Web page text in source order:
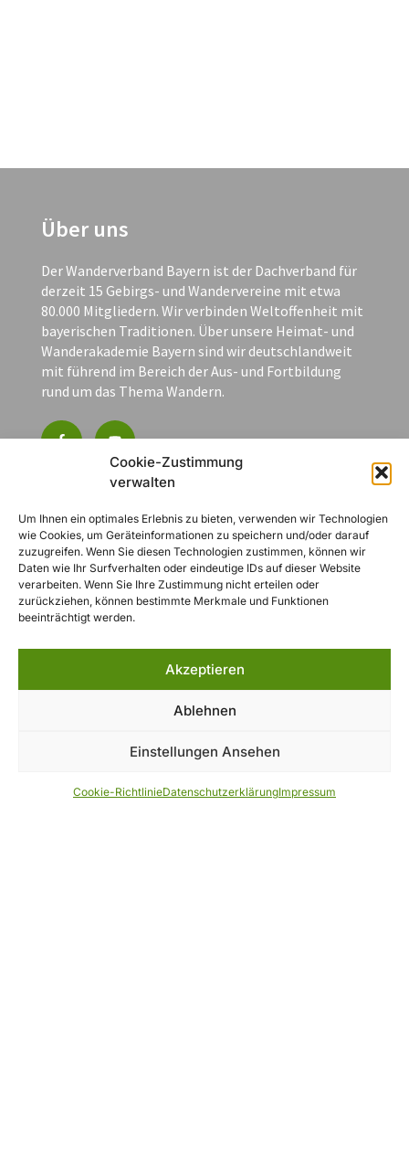
Cookie-Zustimmung
verwalten
Um Ihnen ein optimales Erlebnis zu bieten, verwenden wir Technologien
wie Cookies, um Geräteinformationen zu speichern und/oder darauf
zuzugreifen. Wenn Sie diesen Technologien zustimmen, können wir
Daten wie Ihr Surfverhalten oder eindeutige IDs auf dieser Website
verarbeiten. Wenn Sie Ihre Zustimmung nicht erteilen oder
zurückziehen, können bestimmte Merkmale und Funktionen
beeinträchtigt werden.
Akzeptieren
Ablehnen
Einstellungen Ansehen
Cookie-RichtlinieDatenschutzerklärungImpressum
Über uns
Der Wanderverband Bayern ist der Dachverband für
derzeit 15 Gebirgs- und Wandervereine mit etwa
80.000 Mitgliedern. Wir verbinden Weltoffenheit mit
bayerischen Traditionen. Über unsere Heimat- und
Wanderakademie Bayern sind wir deutschlandweit
mit führend im Bereich der Aus- und Fortbildung
rund um das Thema Wandern.
Kontakt
Heynestraße 41
90443 Nürnberg
+49 (0) 151 27165249
Verband